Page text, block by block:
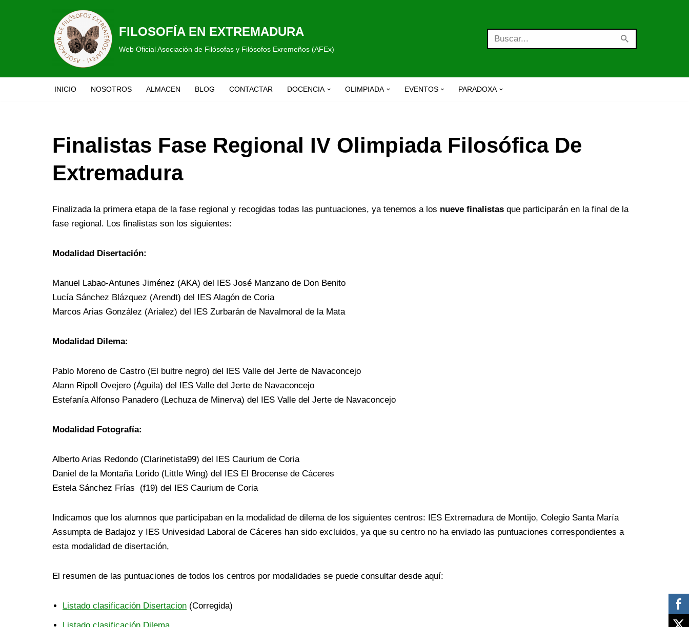
FILOSOFÍA EN EXTREMADURA
Web Oficial Asociación de Filósofas y Filósofos Exremeños (AFEx)
INICIO NOSOTROS ALMACEN BLOG CONTACTAR DOCENCIA OLIMPIADA EVENTOS PARADOXA
Finalistas Fase Regional IV Olimpiada Filosófica De
Extremadura
Finalizada la primera etapa de la fase regional y recogidas todas las puntuaciones, ya tenemos a los nueve finalistas que participarán en la final de la
fase regional. Los finalistas son los siguientes:
Modalidad Disertación:
Manuel Labao-Antunes Jiménez (AKA) del IES José Manzano de Don Benito
Lucía Sánchez Blázquez (Arendt) del IES Alagón de Coria
Marcos Arias González (Arialez) del IES Zurbarán de Navalmoral de la Mata
Modalidad Dilema:
Pablo Moreno de Castro (El buitre negro) del IES Valle del Jerte de Navaconcejo
Alann Ripoll Ovejero (Águila) del IES Valle del Jerte de Navaconcejo
Estefanía Alfonso Panadero (Lechuza de Minerva) del IES Valle del Jerte de Navaconcejo
Modalidad Fotografía:
Alberto Arias Redondo (Clarinetista99) del IES Caurium de Coria
Daniel de la Montaña Lorido (Little Wing) del IES El Brocense de Cáceres
Estela Sánchez Frías (f19) del IES Caurium de Coria
Indicamos que los alumnos que participaban en la modalidad de dilema de los siguientes centros: IES Extremadura de Montijo, Colegio Santa María
Assumpta de Badajoz y IES Univesidad Laboral de Cáceres han sido excluidos, ya que su centro no ha enviado las puntuaciones correspondientes a
esta modalidad de disertación,
El resumen de las puntuaciones de todos los centros por modalidades se puede consultar desde aquí:
Listado clasificación Disertacion (Corregida)